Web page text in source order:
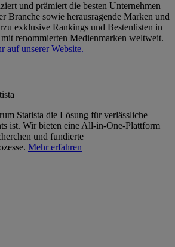
und prämiert die besten Unternehmen
Branche sowie herausragende Marken und
exklusive Rankings und Bestenlisten in
renommierten Medienmarken weltweit.
auf unserer Website.
Statista die Lösung für verlässliche
ist. Wir bieten eine All-in-One-Plattform
und fundierte
Mehr erfahren